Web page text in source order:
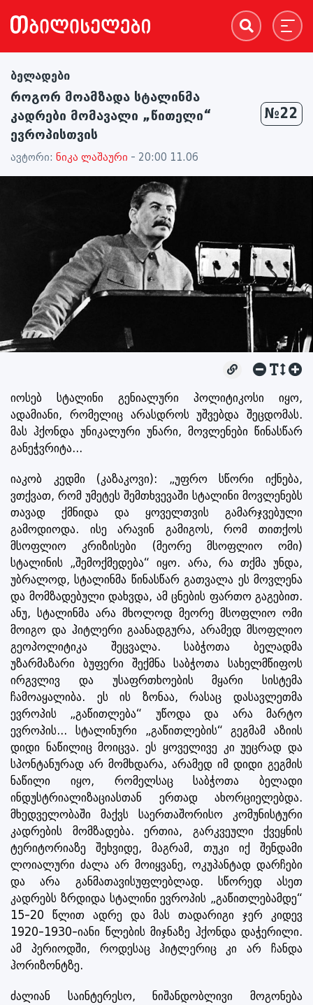
ბელადები
როგორ მოამზადა სტალინმა
კადრები მომავალი „წითელი“
ევროპისთვის
№22
ავტორი: ნიკა ლაშაური - 20:00 11.06
იოსებ სტალინი გენიალური პოლიტიკოსი იყო,
ადამიანი, რომელიც არასდროს უშვებდა შეცდომას.
მას ჰქონდა უნიკალური უნარი, მოვლენები წინასწარ
განეჭვრიტა...
იაკობ კედმი (კაზაკოვი): „უფრო სწორი იქნება,
ვთქვათ, რომ უმეტეს შემთხვევაში სტალინი მოვლენებს
თავად ქმნიდა და ყოველთვის გამარჯვებული
გამოდიოდა. ისე არავინ გამიგოს, რომ თითქოს
მსოფლიო კრიზისები (მეორე მსოფლიო ომი)
სტალინის „შემოქმედება“ იყო. არა, რა თქმა უნდა,
უბრალოდ, სტალინმა წინასწარ გათვალა ეს მოვლენა
და მომზადებული დახვდა, ამ ცნების ფართო გაგებით.
ანუ, სტალინმა არა მხოლოდ მეორე მსოფლიო ომი
მოიგო და ჰიტლერი გაანადგურა, არამედ მსოფლიო
გეოპოლიტიკა შეცვალა. საბჭოთა ბელადმა
უზარმაზარი ბუფერი შექმნა საბჭოთა სახელმწიფოს
ირგვლივ და უსაფრთხოების მყარი სისტემა
ჩამოაყალიბა. ეს ის ზონაა, რასაც დასავლეთმა
ევროპის „გაწითლება“ უწოდა და არა მარტო
ევროპის... სტალინური „გაწითლების“ გეგმამ აზიის
დიდი ნაწილიც მოიცვა. ეს ყოველივე კი უეცრად და
სპონტანურად არ მომხდარა, არამედ იმ დიდი გეგმის
ნაწილი იყო, რომელსაც საბჭოთა ბელადი
ინდუსტრიალიზაციასთან ერთად ახორციელებდა.
მხედველობაში მაქვს საერთაშორისო კომუნისტური
კადრების მომზადება. ერთია, გარკვეული ქვეყნის
ტერიტორიაზე შეხვიდე, მაგრამ, თუკი იქ შენდამი
ლოიალური ძალა არ მოიყვანე, ოკუპანტად დარჩები
და არა განმათავისუფლებლად. სწორედ ასეთ
კადრებს ზრდიდა სტალინი ევროპის „გაწითლებამდე“
15-20 წლით ადრე და მას თადარიგი ჯერ კიდევ
1920-1930-იანი წლების მიჯნაზე ჰქონდა დაჭერილი.
ამ პერიოდში, როდესაც ჰიტლერიც კი არ ჩანდა
ჰორიზონტზე.
ძალიან საინტერესო, ნიშანდობლივი მოგონება